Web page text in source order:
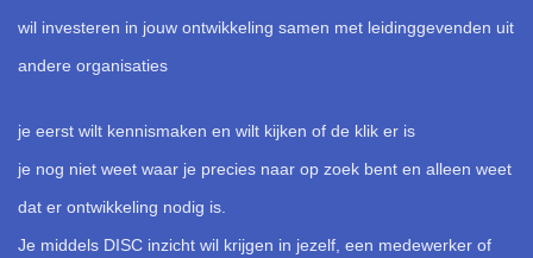
wil investeren in jouw ontwikkeling samen met leidinggevenden uit
andere organisaties
je eerst wilt kennismaken en wilt kijken of de klik er is
je nog niet weet waar je precies naar op zoek bent en alleen weet
dat er ontwikkeling nodig is.
Je middels DISC inzicht wil krijgen in jezelf, een medewerker of